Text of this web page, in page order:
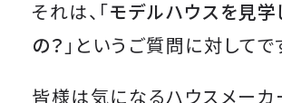
それは、「モデルハウスを見
の？ 」というご質問に対してで
皆様は気になるハウスメーカ